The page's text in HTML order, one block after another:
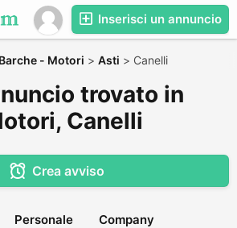
Inserisci un annuncio
Barche - Motori > Asti > Canelli
trovato in
Canelli
Crea avviso
Personale Company